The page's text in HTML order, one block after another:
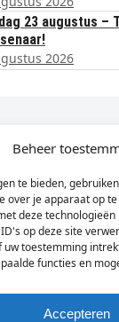
Beheer
te bieden,
over je apparaat op
deze technologieën
op deze site
toestemming
functies en
Accepteren
23 augustus –
2026
laatste
Sign Up